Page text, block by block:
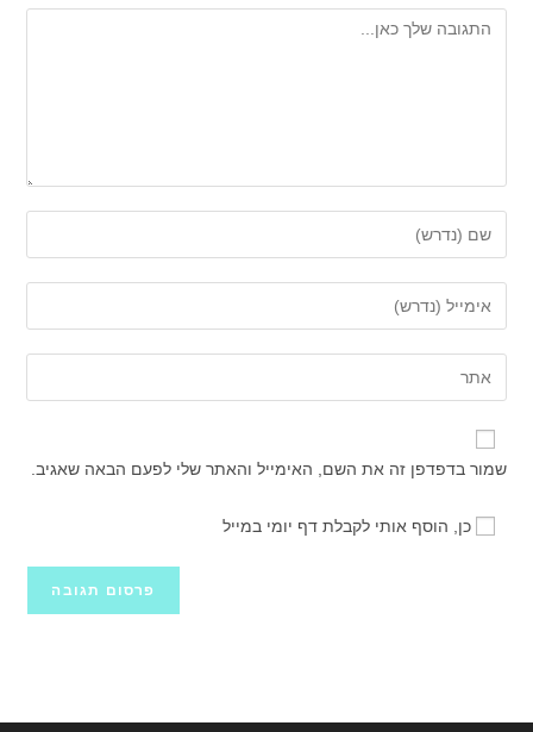
להגיב
את
השם
שלך
שם
משתמש
כדי
להגיב
את
כתובת
דואר
שלך
כדי
את
כתובת
שלך
שמור בדפדפן זה את השם, האימייל והאתר שלי לפעם הבאה שאגיב.
כן, הוסף אותי לקבלת דף יומי במייל